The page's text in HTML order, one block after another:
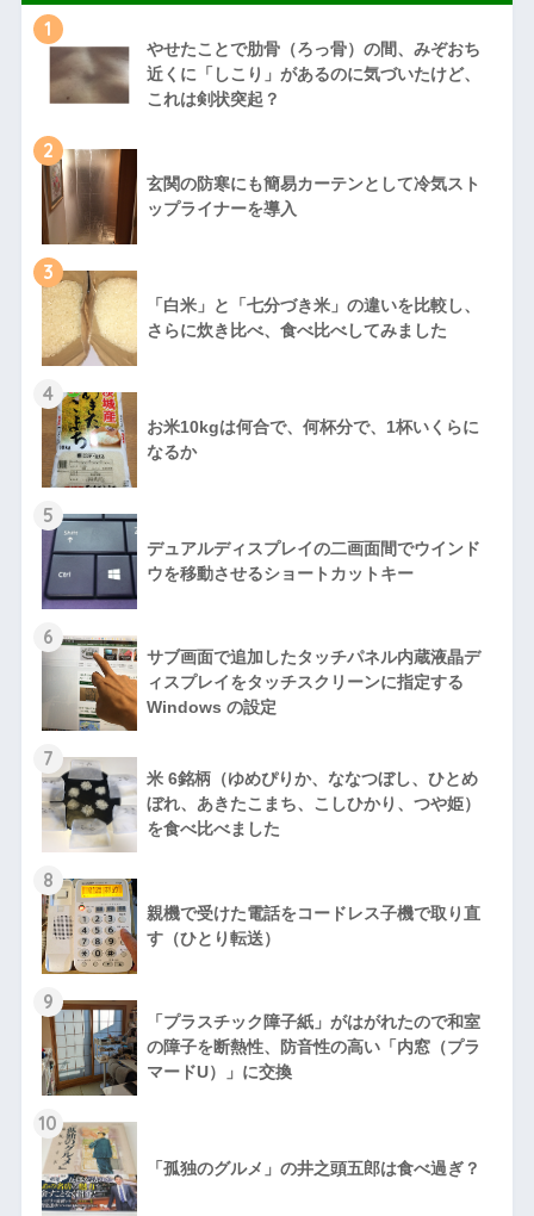
1
やせたことで肋骨（ろっ骨）の間、みぞおち
近くに「しこり」があるのに気づいたけど、
これは剣状突起？
2
玄関の防寒にも簡易カーテンとして冷気スト
ップライナーを導入
3
「白米」と「七分づき米」の違いを比較し、
さらに炊き比べ、食べ比べしてみました
4
お米10kgは何合で、何杯分で、1杯いくらに
なるか
5
デュアルディスプレイの二画面間でウインド
ウを移動させるショートカットキー
6
サブ画面で追加したタッチパネル内蔵液晶デ
ィスプレイをタッチスクリーンに指定する
Windows の設定
7
米 6銘柄（ゆめぴりか、ななつぼし、ひとめ
ぼれ、あきたこまち、こしひかり、つや姫）
を食べ比べました
8
親機で受けた電話をコードレス子機で取り直
す（ひとり転送）
9
「プラスチック障子紙」がはがれたので和室
の障子を断熱性、防音性の高い「内窓（プラ
マードU）」に交換
10
「孤独のグルメ」の井之頭五郎は食べ過ぎ？